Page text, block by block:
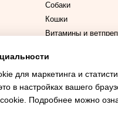
Собаки
Кошки
Витамины и
для маркетинга и
в настройках вашего
Подробнее можно